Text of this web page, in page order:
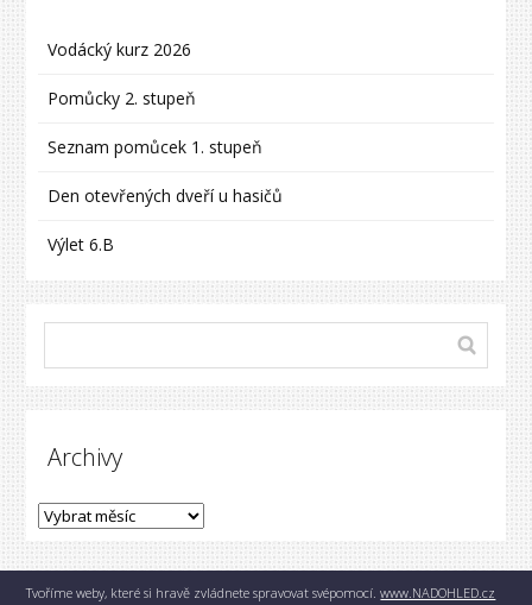
Vodácký kurz 2026
Pomůcky 2. stupeň
Seznam pomůcek 1. stupeň
Den otevřených dveří u hasičů
Výlet 6.B
Archivy
Tvoříme weby, které si hravě zvládnete spravovat svépomocí.www.NADOHLED.cz